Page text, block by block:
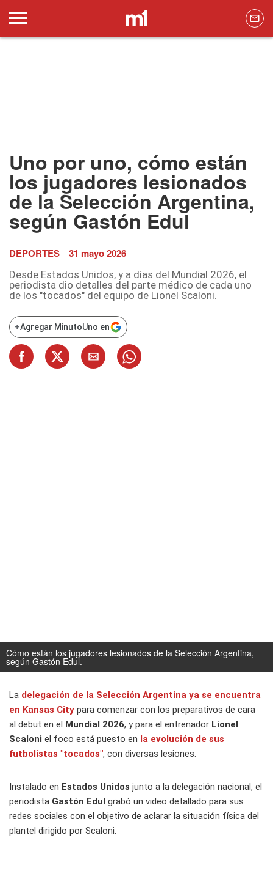
Uno por uno, cómo están
los jugadores lesionados
de la Selección Argentina,
según Gastón Edul
DEPORTES 31 mayo 2026
Desde Estados Unidos, y a días del Mundial 2026, el
periodista dio detalles del parte médico de cada uno
de los "tocados" del equipo de Lionel Scaloni.
+Agregar MinutoUno en
Cómo están los jugadores lesionados de la Selección Argentina,
según Gastón Edul.
La delegación de la Selección Argentina ya se encuentra
en Kansas City para comenzar con los preparativos de cara
al debut en el Mundial 2026, y para el entrenador Lionel
Scaloni el foco está puesto en la evolución de sus
futbolistas "tocados", con diversas lesiones.
Instalado en Estados Unidos junto a la delegación nacional, el
periodista Gastón Edul grabó un video detallado para sus
redes sociales con el objetivo de aclarar la situación física del
plantel dirigido por Scaloni.